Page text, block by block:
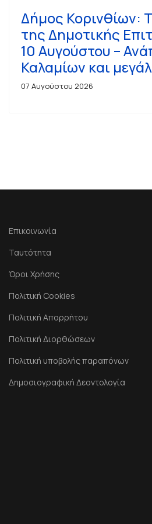
Δήμος Κορινθίων:
της Δημοτικής
10 Αυγούστου –
Καλαμίων και
07 Αυγούστου 2026
Επικοινωνία
Ταυτότητα
Όροι Χρήσης
Πολιτική Cookies
Πολιτική Απορρήτου
Πολιτική Διορθώσεων
Πολιτική υποβολής παραπόνων
Δημοσιογραφική Δεοντολογία